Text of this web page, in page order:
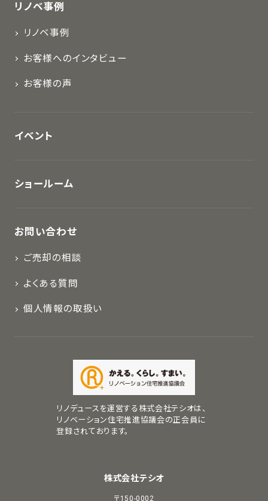
リノベ事例
リノベ事例
お客様へのインタビュー
お客様の声
イベント
ショールーム
お問い合わせ
ご売却の相談
よくある質問
個人情報の取扱い
リノデュースを運営する株式会社テシオは、
リノベーション住宅推進協議会の正会員に
登録されております。
株式会社テシオ
〒150-0002